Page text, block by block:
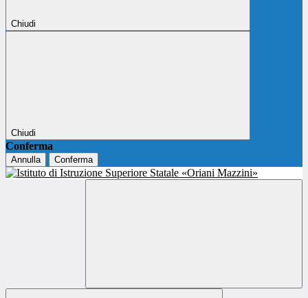
Chiudi
Chiudi
Conferma
Annulla Conferma